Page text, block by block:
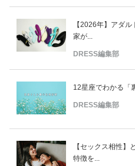
【2026年】アダ
家が...
DRESS編集部
12星座でわかる「
DRESS編集部
【セックス相性】
特徴を...